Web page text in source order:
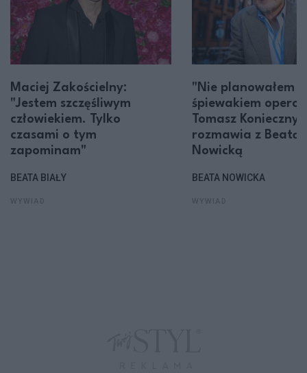
Maciej Zakościelny:
"Jestem szczęśliwym
człowiekiem. Tylko
czasami o tym
zapominam"
BEATA BIAŁY
"Nie planowałem
śpiewakiem
Tomasz Konieczny
rozmawia z Beatą
Nowicką
BEATA NOWICKA